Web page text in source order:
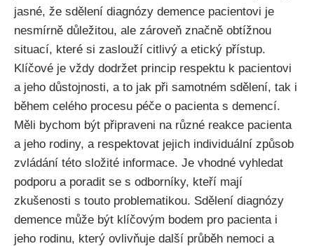
jasné, že sdělení diagnózy demence pacientovi je
nesmírně důležitou, ale zároveň značně obtížnou
situací, které si zaslouží citlivý a etický přístup.
Klíčové je vždy dodržet princip respektu k pacientovi
a jeho důstojnosti, a to jak při samotném sdělení, tak i
během celého procesu péče o pacienta s demencí.
Měli bychom být připraveni na různé reakce pacienta
a jeho rodiny, a respektovat jejich individuální způsob
zvládání této složité informace. Je vhodné vyhledat
podporu a poradit se s odborníky, kteří mají
zkušenosti s touto problematikou. Sdělení diagnózy
demence může být klíčovým bodem pro pacienta i
jeho rodinu, který ovlivňuje další průběh nemoci a